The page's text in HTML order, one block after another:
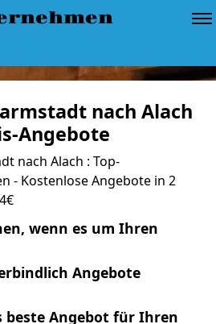
nach Alach
Angebote
nach Alach : Top-
- Kostenlose Angebote in 2
wenn es um Ihren
Angebote
beste Angebot für Ihren